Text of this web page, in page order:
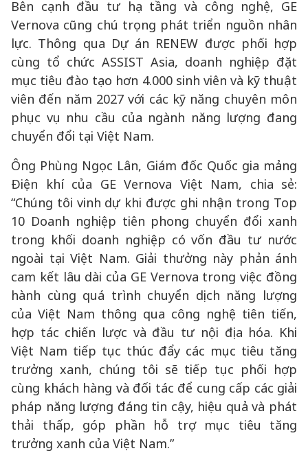
Bên cạnh đầu tư hạ tầng và công nghệ, GE
Vernova cũng chú trọng phát triển nguồn nhân
lực. Thông qua Dự án RENEW được phối hợp
cùng tổ chức ASSIST Asia, doanh nghiệp đặt
mục tiêu đào tạo hơn 4.000 sinh viên và kỹ thuật
viên đến năm 2027 với các kỹ năng chuyên môn
phục vụ nhu cầu của ngành năng lượng đang
chuyển đổi tại Việt Nam.
Ông Phùng Ngọc Lân, Giám đốc Quốc gia mảng
Điện khí của GE Vernova Việt Nam, chia sẻ:
“Chúng tôi vinh dự khi được ghi nhận trong Top
10 Doanh nghiệp tiên phong chuyển đổi xanh
trong khối doanh nghiệp có vốn đầu tư nước
ngoài tại Việt Nam. Giải thưởng này phản ánh
cam kết lâu dài của GE Vernova trong việc đồng
hành cùng quá trình chuyển dịch năng lượng
của Việt Nam thông qua công nghệ tiên tiến,
hợp tác chiến lược và đầu tư nội địa hóa. Khi
Việt Nam tiếp tục thúc đẩy các mục tiêu tăng
trưởng xanh, chúng tôi sẽ tiếp tục phối hợp
cùng khách hàng và đối tác để cung cấp các giải
pháp năng lượng đáng tin cậy, hiệu quả và phát
thải thấp, góp phần hỗ trợ mục tiêu tăng
trưởng xanh của Việt Nam.”